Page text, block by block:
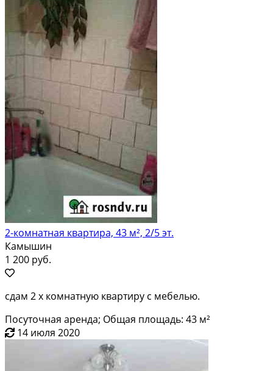
2-комнатная квартира, 43 м², 2/5 эт.
Камышин
1 200 руб.
сдам 2 х комнатную квартиру с мебелью.
Посуточная аренда; Общая площадь: 43 м²
14 июля 2020